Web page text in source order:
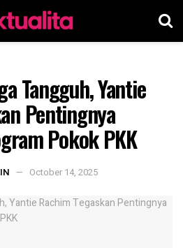
Tangguh, Yantie
Pentingnya
Pokok PKK
October 14, 2025